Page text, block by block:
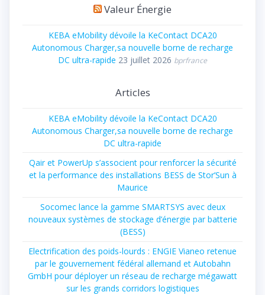
Valeur Énergie
KEBA eMobility dévoile la KeContact DCA20
Autonomous Charger,sa nouvelle borne de recharge
DC ultra-rapide 23 juillet 2026 bprfrance
Articles
KEBA eMobility dévoile la KeContact DCA20
Autonomous Charger,sa nouvelle borne de recharge
DC ultra-rapide
Qair et PowerUp s’associent pour renforcer la sécurité
et la performance des installations BESS de Stor’Sun à
Maurice
Socomec lance la gamme SMARTSYS avec deux
nouveaux systèmes de stockage d’énergie par batterie
(BESS)
Electrification des poids-lourds : ENGIE Vianeo retenue
par le gouvernement fédéral allemand et Autobahn
GmbH pour déployer un réseau de recharge mégawatt
sur les grands corridors logistiques